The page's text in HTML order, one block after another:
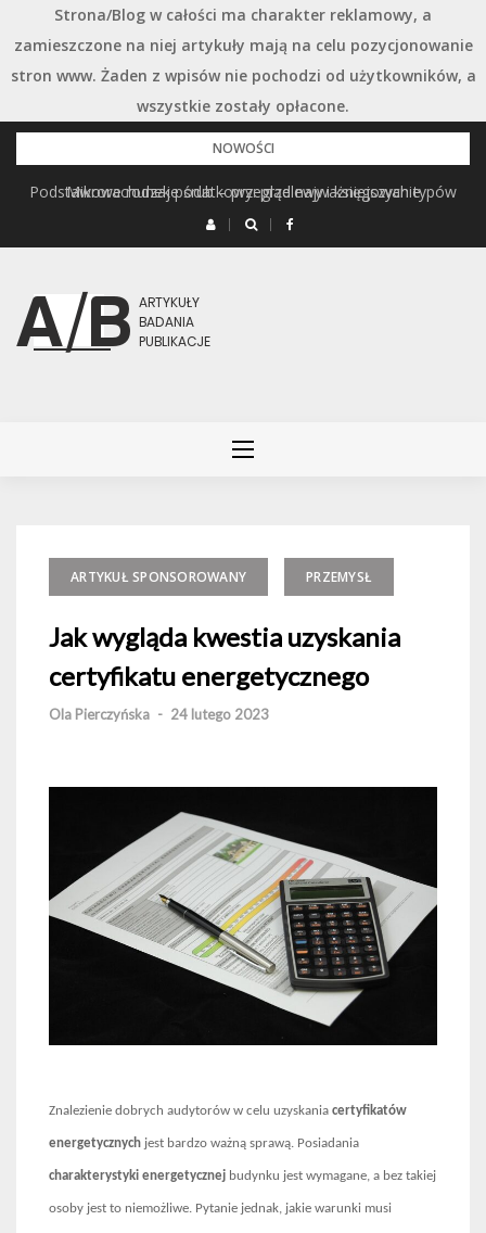
Strona/Blog w całości ma charakter reklamowy, a
zamieszczone na niej artykuły mają na celu pozycjonowanie
stron www. Żaden z wpisów nie pochodzi od użytkowników, a
wszystkie zostały opłacone.
Przejdź
do
treści
NOWOŚCI
Mikrorachunek podatkowy: przelewy i księgowanie
Podstawowe rodzaje śrub – przegląd najważniejszych typów
ARTYKUŁ SPONSOROWANY PRZEMYSŁ
Jak wygląda kwestia uzyskania
certyfikatu energetycznego
Ola Pierczyńska - 24 lutego 2023
Znalezienie dobrych audytorów w celu uzyskania certyfikatów
energetycznych jest bardzo ważną sprawą. Posiadania
charakterystyki energetycznej budynku jest wymagane, a bez takiej
osoby jest to niemożliwe. Pytanie jednak, jakie warunki musi